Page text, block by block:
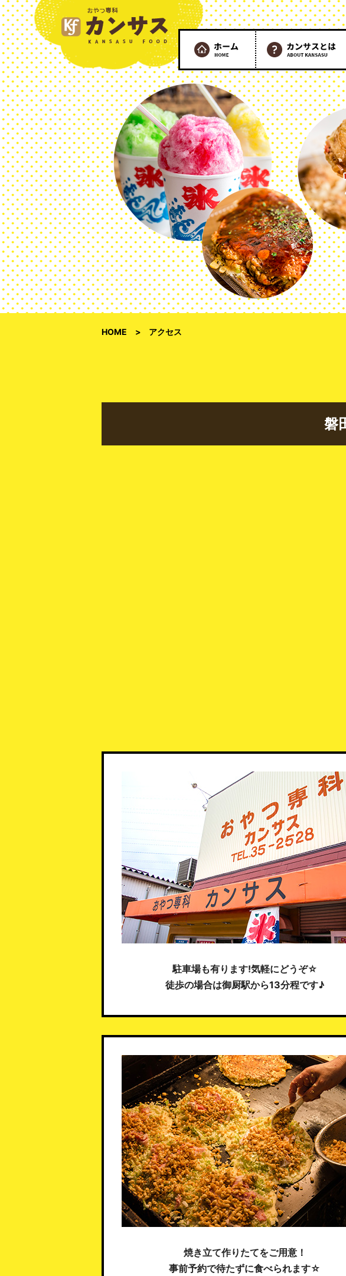
HOME アクセス
磐
駐車場も有ります!気軽にどうぞ☆
徒歩の場合は御厨駅から13分程です♪
焼き立て作りたてをご用意！
事前予約で待たずに食べられます☆